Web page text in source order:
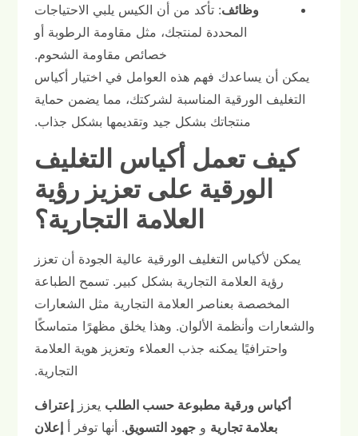
وظائف: تأكد من أن الكيس يلبي الاحتياجات
المحددة لمنتجك، مثل مقاومة الرطوبة أو
خصائص مقاومة الشحوم.
يمكن أن يساعدك فهم هذه العوامل في اختيار أكياس
التغليف الورقية المناسبة لشركتك، مما يضمن حماية
منتجاتك بشكل جيد وتقديمها بشكل جذاب.
كيف تعمل أكياس التغليف
الورقية على تعزيز رؤية
العلامة التجارية؟
يمكن لأكياس التغليف الورقية عالية الجودة أن تعزز
رؤية العلامة التجارية بشكل كبير. تسمح الطباعة
المخصصة بعناصر العلامة التجارية مثل الشعارات
والشعارات وأنظمة الألوان. وهذا يخلق مظهرًا متماسكًا
واحترافيًا يمكنه جذب العملاء وتعزيز هوية العلامة
التجارية.
أكياس ورقية مطبوعة حسب الطلب يعززإعتراف
بعلامة تجارية وجهود التسويق. أنها توفر أإعلان